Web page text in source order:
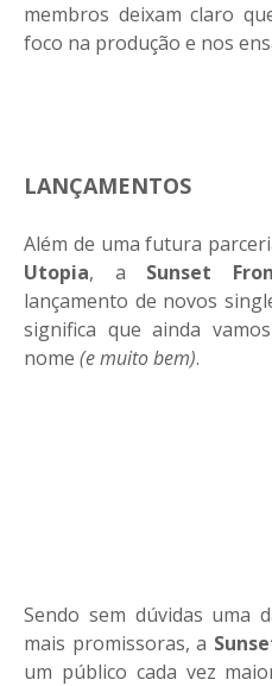
membros deixam claro
foco na produção e nos
LANÇAMENTOS
Além de uma futura
Utopia, a Sunset
lançamento de novos
significa que ainda
nome (e muito bem).
Sendo sem dúvidas uma
mais promissoras, a
um público cada vez